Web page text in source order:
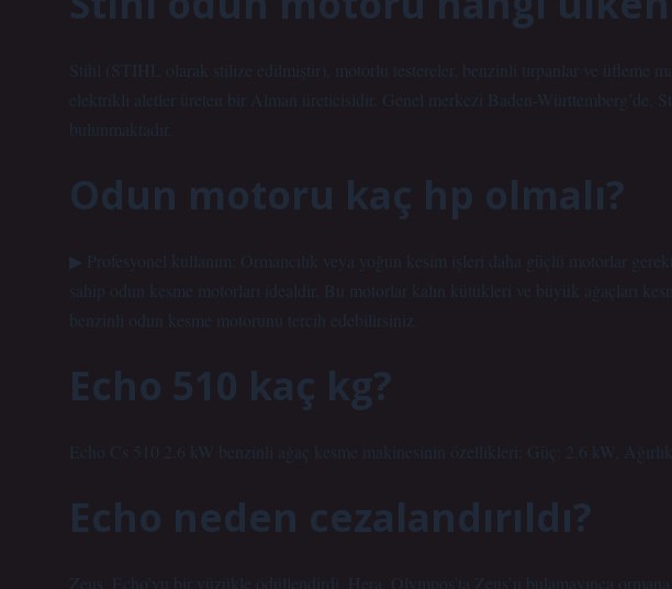
Stihl (STIHL olarak stilize edilmiştir), motorlu testereler, benzinli tırpanlar ve üfleme
elektrikli aletler üreten bir Alman üreticisidir. Genel merkezi Baden-Württemberg’de,
bulunmaktadır.
Odun motoru kaç hp olmalı?
▶ Profesyonel kullanım: Ormancılık veya yoğun kesim işleri daha güçlü motorlar
sahip odun kesme motorları idealdir. Bu motorlar kalın kütükleri ve büyük ağaçları
benzinli odun kesme motorunu tercih edebilirsiniz.
Echo 510 kaç kg?
Echo Cs 510 2.6 kW benzinli ağaç kesme makinesinin özellikleri: Güç: 2.6 kW,
Echo neden cezalandırıldı?
Zeus, Echo’yu bir yüzükle ödüllendirdi. Hera, Olympos’ta Zeus’u bulamayınca